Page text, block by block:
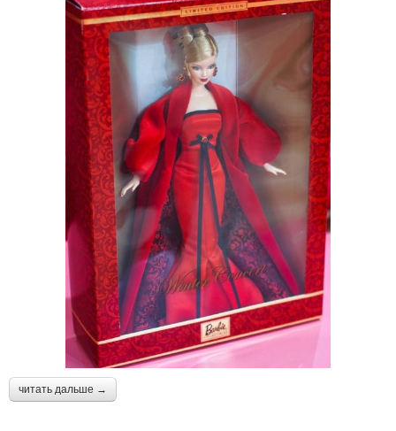
читать дальше →